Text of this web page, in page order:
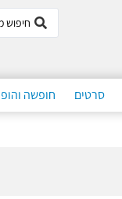
סרטים חופשה